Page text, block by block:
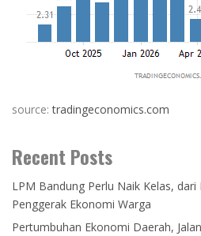
source:tradingeconomics.com
Recent Posts
LPM Bandung Perlu Naik Kelas,
Penggerak Ekonomi Warga
Pertumbuhan Ekonomi Daerah,